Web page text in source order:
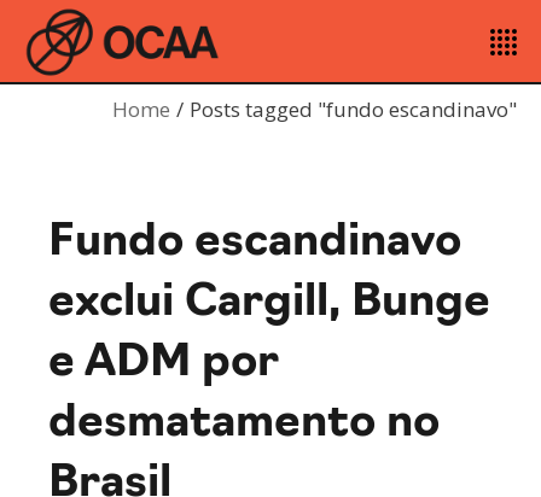
Home Posts tagged "fundo escandinavo"
Fundo escandinavo
exclui Cargill, Bunge
e ADM por
desmatamento no
Brasil